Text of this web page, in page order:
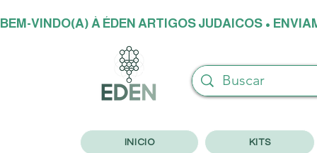
BEM-VINDO(A) À ÉDEN ARTIGOS JUDAICOS •
INICIO KITS